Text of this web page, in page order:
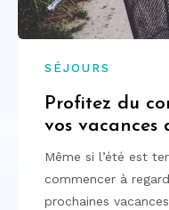
SÉJOURS
Profitez du
vos vacances
Même si l’été est
commencer à
prochaines